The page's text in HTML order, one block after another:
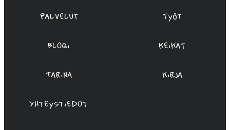
Palvelut Työt
Blogi Keikat
Tarina Kirja
Yhteystiedot